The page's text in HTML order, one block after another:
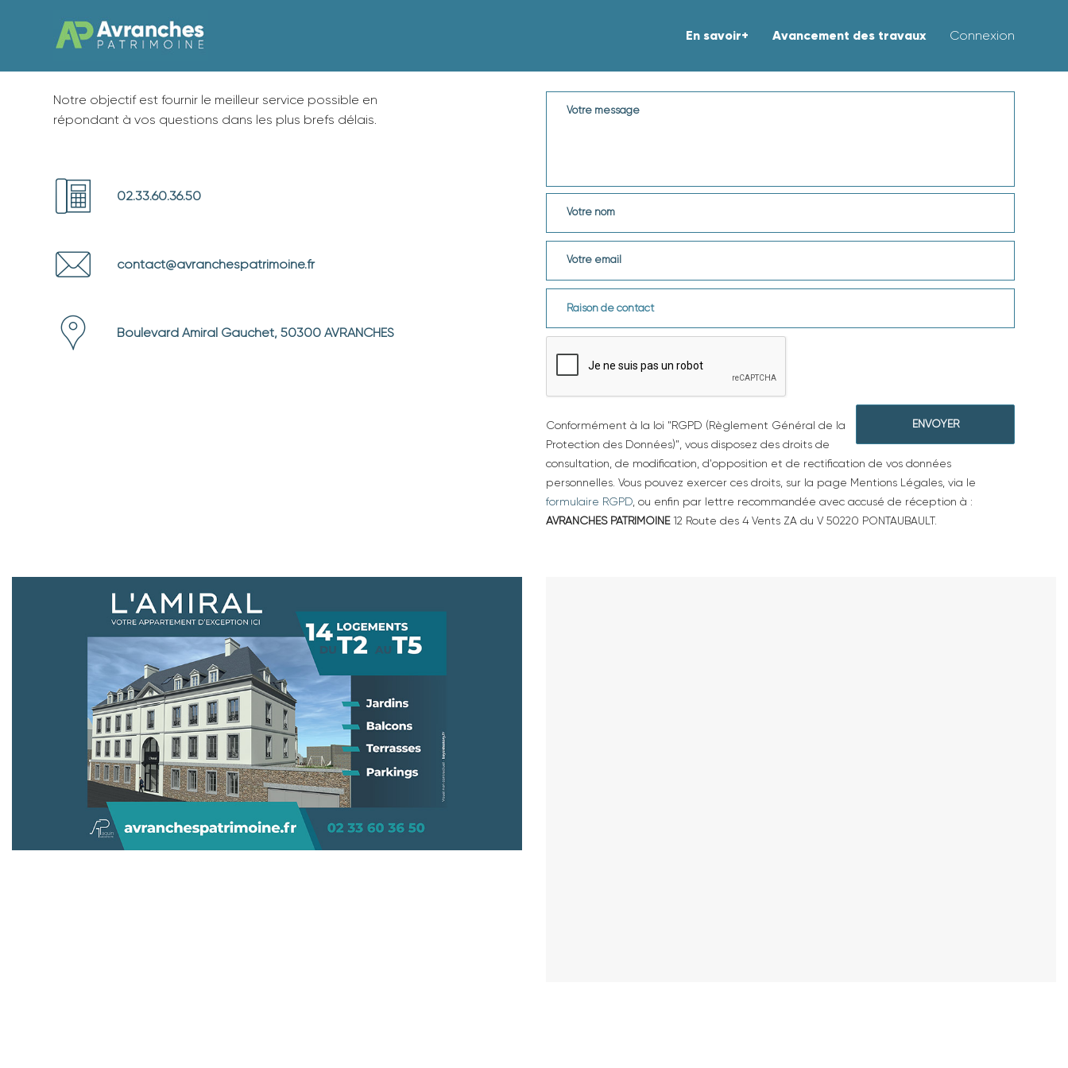
En savoir+ Avancement des travaux Connexion
Notre objectif est fournir le meilleur service possible en
répondant à vos questions dans les plus brefs délais.
02.33.60.36.50
contact@avranchespatrimoine.fr
Boulevard Amiral Gauchet, 50300 AVRANCHES
Conformément à la loi "RGPD (Règlement Général de la
Protection des Données)", vous disposez des droits de
consultation, de modification, d'opposition et de rectification de vos données
personnelles. Vous pouvez exercer ces droits, sur la page Mentions Légales, via le
formulaire RGPD, ou enfin par lettre recommandée avec accusé de réception à :
AVRANCHES PATRIMOINE12 Route des 4 Vents ZA du V 50220 PONTAUBAULT.